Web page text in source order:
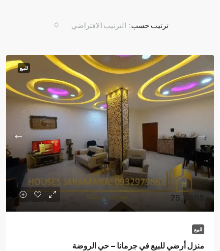
ترتيب حسب: الترتيب الافتراضي
للبيع
75,000$
للبيع
منزل أرضي للبيع في جرمانا – حي الروضة